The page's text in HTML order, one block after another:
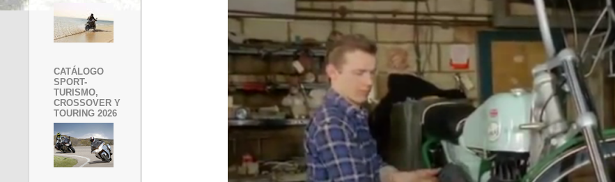
CATÁLOGO
SPORT-
TURISMO,
CROSSOVER Y
TOURING 2026